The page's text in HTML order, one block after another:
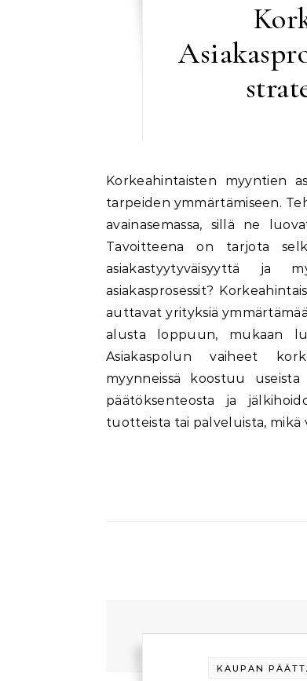
Korkeahintaisten myyntien asiakasprosessit ovat monivaiheisia ja keskittyvät asiakkaiden
tarpeiden ymmärtämiseen.
avainasemassa, sillä ne
Tavoitteena on tarjota
asiakastyytyväisyyttä ja
asiakasprosessit?
auttavat yrityksiä
alusta loppuun, mukaan
Asiakaspolun vaiheet
myynneissä koostuu
päätöksenteosta ja
tuotteista tai palveluista,
KAUPAN